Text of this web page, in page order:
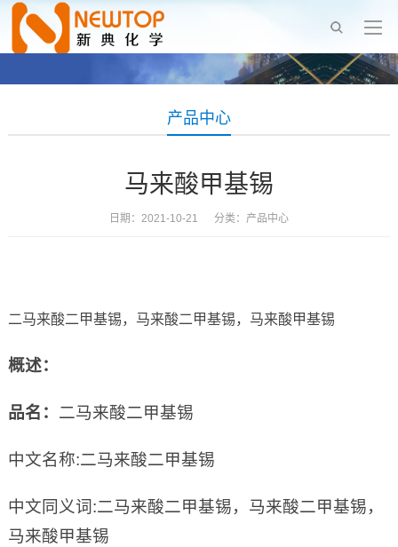
产品中心
马来酸甲基锡
日期：2021-10-21 分类： 产品中心
二马来酸二甲基锡，马来酸二甲基锡，马来酸甲基锡
概述：
品名： 二马来酸二甲基锡
中文名称:二马来酸二甲基锡
中文同义词:二马来酸二甲基锡，马来酸二甲基锡，
马来酸甲基锡